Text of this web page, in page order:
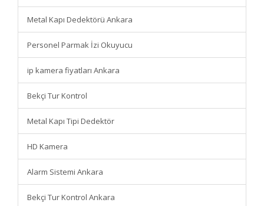
Metal Kapı Dedektörü Ankara
Personel Parmak İzi Okuyucu
ip kamera fiyatları Ankara
Bekçi Tur Kontrol
Metal Kapı Tipi Dedektör
HD Kamera
Alarm Sistemi Ankara
Bekçi Tur Kontrol Ankara